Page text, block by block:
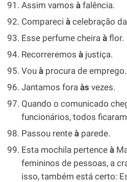
Assim vamos à falência.
Compareci à celebração
Esse perfume cheira à flor.
Recorreremos à justiça.
Vou à procura de emprego.
Jantamos fora às vezes.
Quando o comunicado
funcionários, todos
Passou rente à parede.
Esta mochila pertence à
femininos de pessoas, a
isso, também está certo: